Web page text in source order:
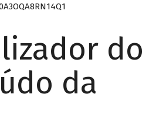
do
da